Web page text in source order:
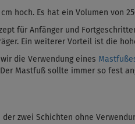
hoch. Es hat ein Volumen von
für Anfänger und
Ein weiterer Vorteil ist die
die Verwendung eines
Mastfuß sollte immer so fest
der zwei Schichten ohne